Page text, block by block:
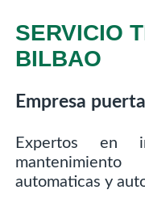
SERVICIO
BILBAO
Empresa
Expertos en
automaticas y